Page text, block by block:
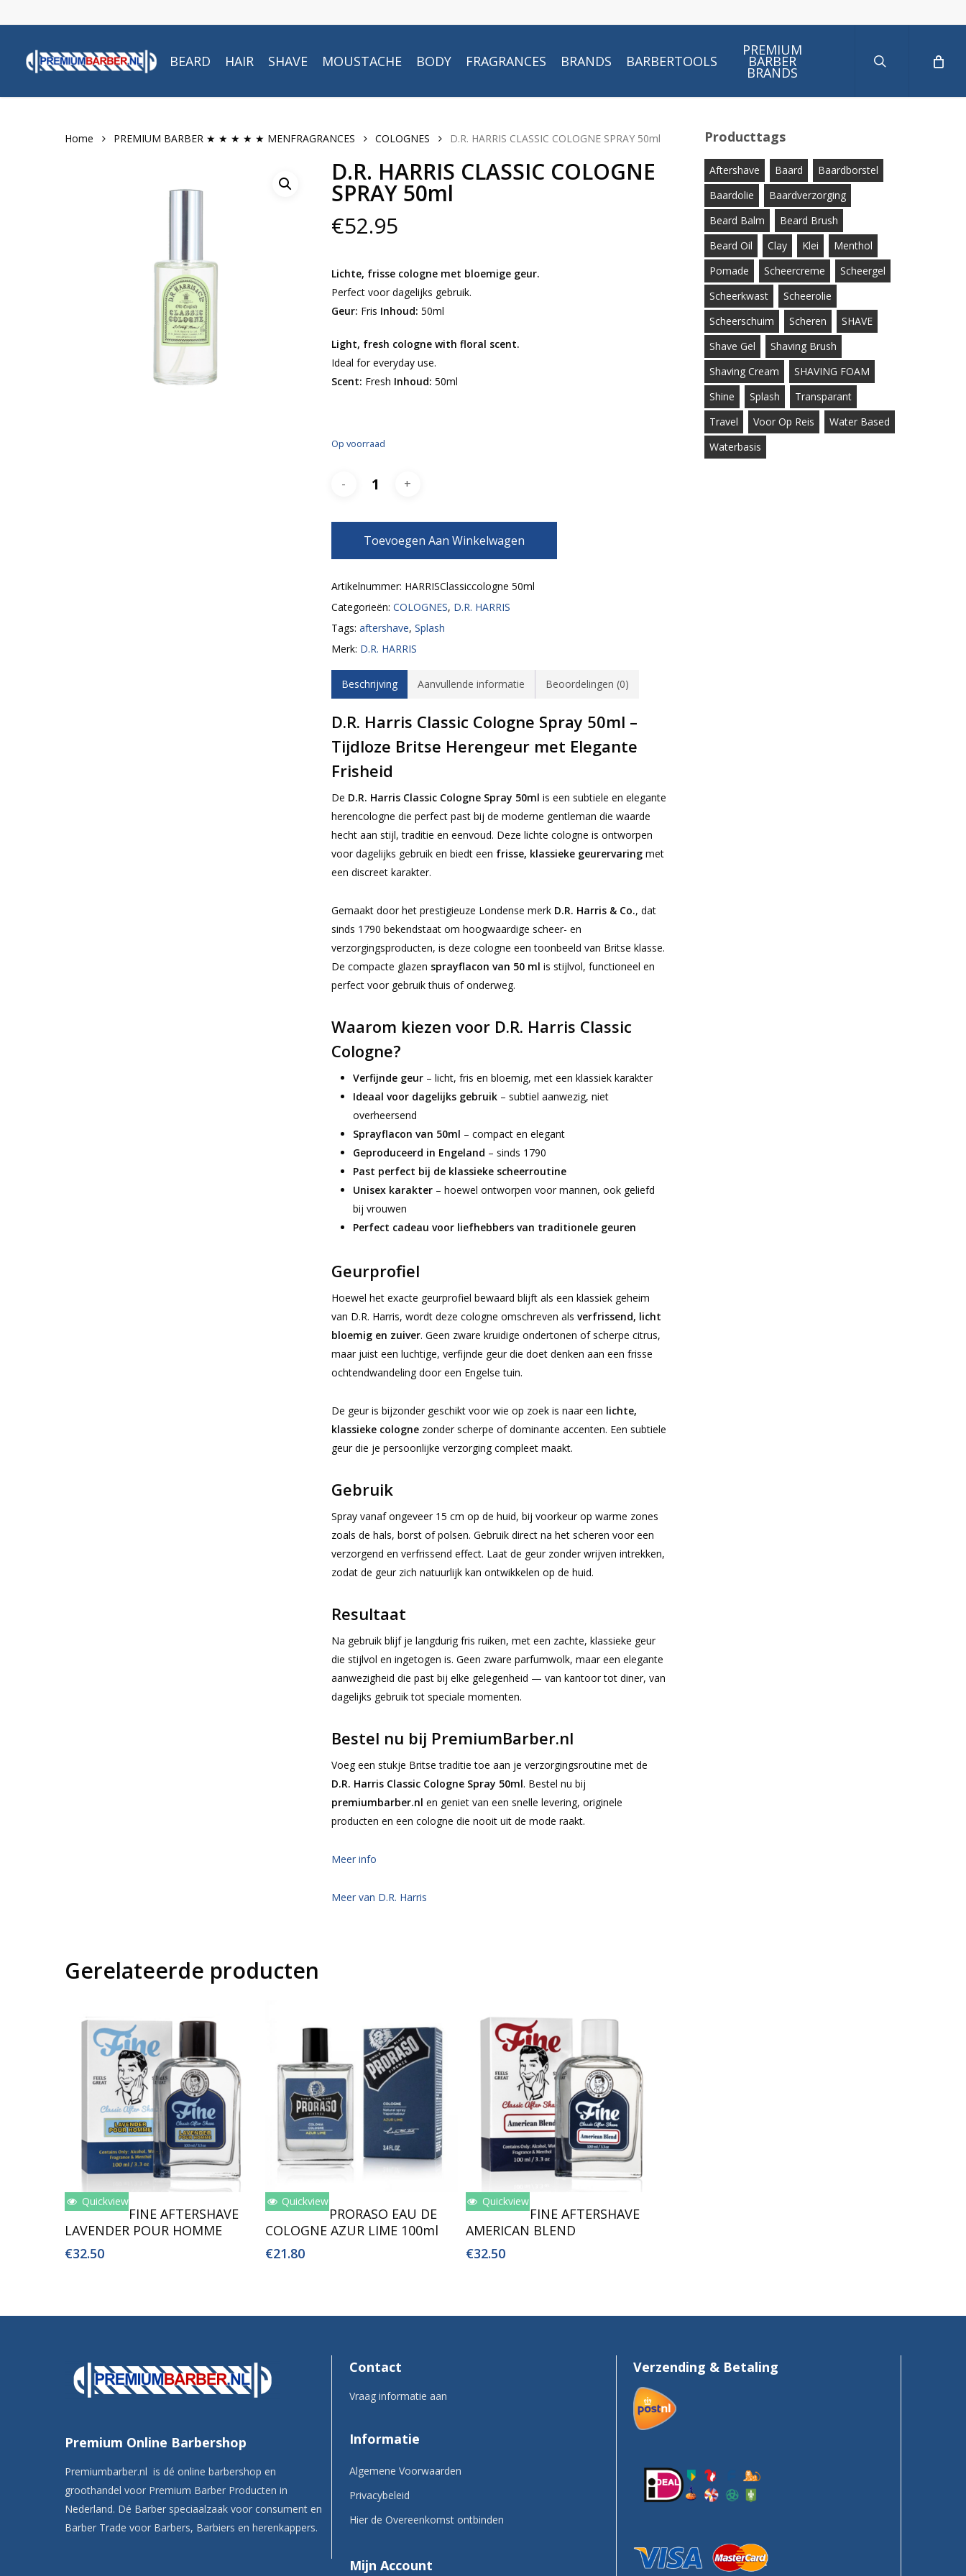
to
content
BEARD HAIR SHAVE MOUSTACHE BODY FRAGRANCES BRANDS BARBERTOOLS
PREMIUM
BARBER
BRANDS
Home PREMIUM BARBER ★ ★ ★ ★ ★ MENFRAGRANCES COLOGNES D.R. HARRIS CLASSIC COLOGNE SPRAY 50ml
D.R. HARRIS CLASSIC COLOGNE
SPRAY 50ml
€52.95
Lichte, frisse cologne met bloemige geur.
Perfect voor dagelijks gebruik.
Geur: Fris Inhoud: 50ml
Light, fresh cologne with floral scent.
Ideal for everyday use.
Scent: Fresh Inhoud: 50ml
Op voorraad
Toevoegen Aan Winkelwagen
Artikelnummer: HARRISClassiccologne 50ml
Categorieën: COLOGNES, D.R. HARRIS
Tags: aftershave, Splash
Merk: D.R. HARRIS
Beschrijving Aanvullende informatie Beoordelingen (0)
D.R. Harris Classic Cologne Spray 50ml –
Tijdloze Britse Herengeur met Elegante
Frisheid
De D.R. Harris Classic Cologne Spray 50ml is een subtiele en elegante
herencologne die perfect past bij de moderne gentleman die waarde
hecht aan stijl, traditie en eenvoud. Deze lichte cologne is ontworpen
voor dagelijks gebruik en biedt een frisse, klassieke geurervaringmet
een discreet karakter.
Gemaakt door het prestigieuze Londense merk D.R. Harris & Co., dat
sinds 1790 bekendstaat om hoogwaardige scheer- en
verzorgingsproducten, is deze cologne een toonbeeld van Britse klasse.
De compacte glazen sprayflacon van 50 ml is stijlvol, functioneel en
perfect voor gebruik thuis of onderweg.
Waarom kiezen voor D.R. Harris Classic
Cologne?
Verfijnde geur– licht, fris en bloemig, met een klassiek karakter
Ideaal voor dagelijks gebruik– subtiel aanwezig, niet
overheersend
Sprayflacon van 50ml – compact en elegant
Geproduceerd in Engeland – sinds 1790
Past perfect bij de klassieke scheerroutine
Unisex karakter– hoewel ontworpen voor mannen, ook geliefd
bij vrouwen
Perfect cadeau voor liefhebbers van traditionele geuren
Geurprofiel
Hoewel het exacte geurprofiel bewaard blijft als een klassiek geheim
van D.R. Harris, wordt deze cologne omschreven als verfrissend, licht
bloemig en zuiver. Geen zware kruidige ondertonen of scherpe citrus,
maar juist een luchtige, verfijnde geur die doet denken aan een frisse
ochtendwandeling door een Engelse tuin.
De geur is bijzonder geschikt voor wie op zoek is naar een lichte,
klassieke colognezonder scherpe of dominante accenten. Een subtiele
geur die je persoonlijke verzorging compleet maakt.
Gebruik
Spray vanaf ongeveer 15 cm op de huid, bij voorkeur op warme zones
zoals de hals, borst of polsen. Gebruik direct na het scheren voor een
verzorgend en verfrissend effect. Laat de geur zonder wrijven intrekken,
zodat de geur zich natuurlijk kan ontwikkelen op de huid.
Resultaat
Na gebruik blijf je langdurig fris ruiken, met een zachte, klassieke geur
die stijlvol en ingetogen is. Geen zware parfumwolk, maar een elegante
aanwezigheid die past bij elke gelegenheid — van kantoor tot diner, van
dagelijks gebruik tot speciale momenten.
Bestel nu bij PremiumBarber.nl
Voeg een stukje Britse traditie toe aan je verzorgingsroutine met de
D.R. Harris Classic Cologne Spray 50ml. Bestel nu bij
premiumbarber.nl en geniet van een snelle levering, originele
producten en een cologne die nooit uit de mode raakt.
Meer info
Meer van D.R. Harris
Gerelateerde producten
Lees Verder
Quickview
FINE AFTERSHAVE
LAVENDER POUR HOMME
€32.50
Toevoegen Aan Winkelwagen
Quickview
PRORASO EAU DE
COLOGNE AZUR LIME 100ml
€21.80
Lees Verder
Quickview
FINE AFTERSHAVE
AMERICAN BLEND
€32.50
Producttags
Aftershave Baard
Baardborstel
Baardolie
Baardverzorging
Beard Balm
Beard Brush
Beard Oil
Clay Klei
Menthol
Pomade
Scheercreme
Scheergel
Scheerkwast
Scheerolie
Scheerschuim
Scheren
SHAVE
Shave Gel
Shaving Brush
Shaving Cream
SHAVING FOAM
Shine
Splash
Transparant
Travel
Voor Op Reis
Water Based
Waterbasis
Premium Online Barbershop
Premiumbarber.nl is dé online barbershop en
groothandel voor Premium Barber Producten in
Nederland. Dé Barber speciaalzaak voor consument en
Barber Trade voor Barbers, Barbiers en herenkappers.
Contact
Vraag informatie aan
Informatie
Algemene Voorwaarden
Privacybeleid
Hier de Overeenkomst ontbinden
Mijn Account
Verzending & Betaling